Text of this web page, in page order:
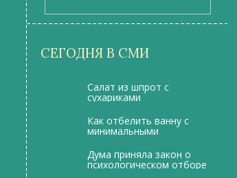
СЕГОДНЯ В СМИ
Салат из шпрот с
сухариками
Как отбелить ванну с
минимальными
Дума приняла закон о
психологическом отборе